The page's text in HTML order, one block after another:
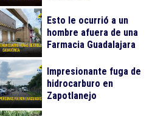
Esto le ocurrió a un
hombre afuera de una
Farmacia Guadalajara
Impresionante fuga de
hidrocarburo en
Zapotlanejo